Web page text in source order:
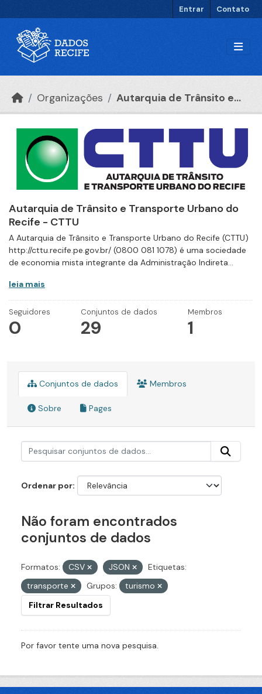
Entrar Contato
Organizações Autarquia de Trânsito e...
Autarquia de Trânsito e Transporte Urbano do
Recife - CTTU
A Autarquia de Trânsito e Transporte Urbano do Recife (CTTU)
http://cttu.recife.pe.gov.br/ (0800 081 1078) é uma sociedade
de economia mista integrante da Administração Indireta...
leia mais
Seguidores
0
Conjuntos de dados
29
Membros
1
Conjuntos de dados Membros
Sobre Pages
Ordenar por
Não foram encontrados
conjuntos de dados
Formatos: CSV JSON
Etiquetas:
transporte
Grupos:
turismo
Filtrar Resultados
Por favor tente uma nova pesquisa.